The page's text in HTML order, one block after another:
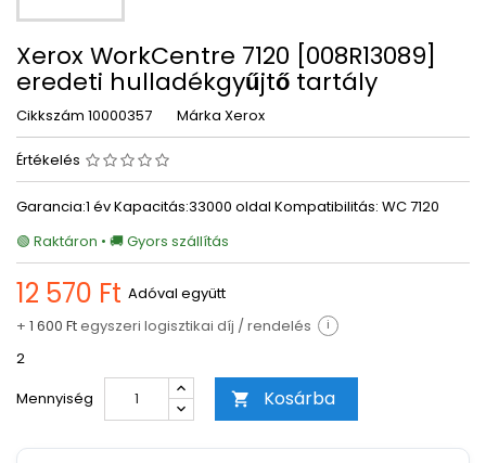
Xerox WorkCentre 7120 [008R13089]
eredeti hulladékgyűjtő tartály
Cikkszám 10000357 Márka Xerox
Értékelés
Garancia:1 év Kapacitás:33000 oldal Kompatibilitás: WC 7120
🟢 Raktáron • 🚚 Gyors szállítás
12 570 Ft Adóval együtt
+ 1 600 Ftegyszeri logisztikai díj / rendelés i
2
Mennyiség
 Kosárba